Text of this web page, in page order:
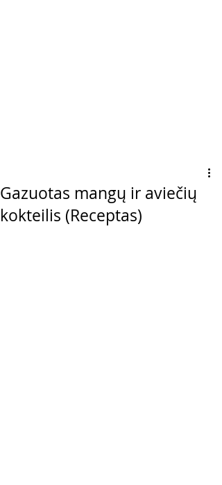
Gazuotas mangų ir aviečių
kokteilis (Receptas)